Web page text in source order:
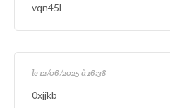
vqn45l
le 12/06/2025 à 16:38
0xjjkb